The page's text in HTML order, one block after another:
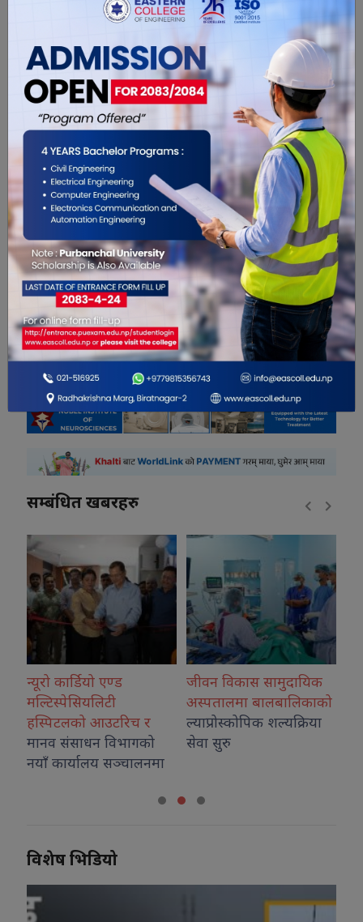
प्रश्नको जवाफ आगामी दिनका गतिविधिले दिनेछ।
यो खबर पढेर तपाईलाई कस्तो महसुस
भयो ?
0 0 0 0 0
0
सम्बंधित खबरहरु
एण्ड
आउटरिच र
विभागको
सञ्चालनमा
जीवन विकास सामुदायिक
अस्पतालमा बालबालिकाको
ल्याप्रोस्कोपिक शल्यक्रिया
सेवा सुरु
कोशीका उत्कृष्ट
नगदसहित
विशेष भिडियो